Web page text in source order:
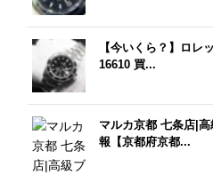
【今いくら？】ロレ
16610 買...
マルカ京都 七条店|
報【京都府京都...